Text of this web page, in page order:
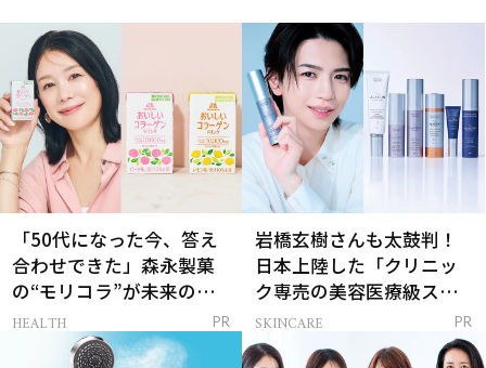
「50代になった今、答え
合わせできた」森永製菓
の“モリコラ”が未来のキ
レイを連れてくる！
HEALTH PR
岩橋玄樹さんも太鼓判！
日本上陸した「クリニッ
ク専売の美容医療級スキ
ンケア」
SKINCARE PR